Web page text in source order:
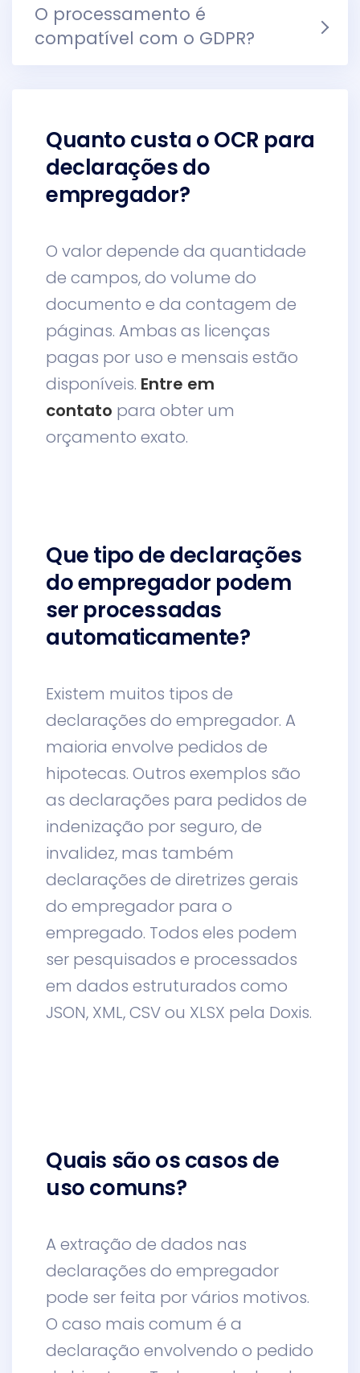
O processamento é
compatível com o GDPR?
Quanto custa o OCR para
declarações do
empregador?
O valor depende da quantidade
de campos, do volume do
documento e da contagem de
páginas. Ambas as licenças
pagas por uso e mensais estão
disponíveis. Entre em
contato para obter um
orçamento exato.
Que tipo de declarações
do empregador podem
ser processadas
automaticamente?
Existem muitos tipos de
declarações do empregador. A
maioria envolve pedidos de
hipotecas. Outros exemplos são
as declarações para pedidos de
indenização por seguro, de
invalidez, mas também
declarações de diretrizes gerais
do empregador para o
empregado. Todos eles podem
ser pesquisados e processados
em dados estruturados como
JSON, XML, CSV ou XLSX pela Doxis.
Quais são os casos de
uso comuns?
A extração de dados nas
declarações do empregador
pode ser feita por vários motivos.
O caso mais comum é a
declaração envolvendo o pedido